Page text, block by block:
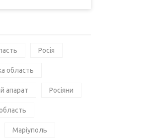
Росія
область
апарат Росіяни
Маріуполь